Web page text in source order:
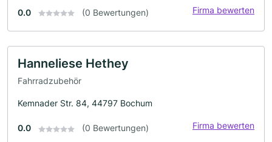
0.0 (0 Bewertungen) Firma bewerten
Hanneliese Hethey
Fahrradzubehör
Kemnader Str. 84, 44797 Bochum
0.0 (0 Bewertungen) Firma bewerten